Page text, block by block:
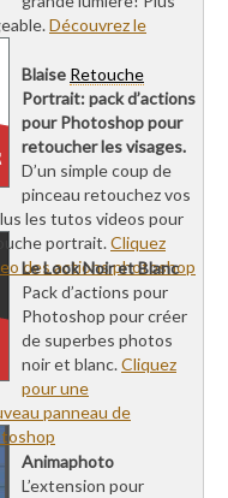
Découvrez le
Blaise Retouche
Portrait: pack d’actions
pour Photoshop pour
retoucher les visages.
D’un simple coup de
pinceau retouchez vos
les tutos videos pour
portrait.Cliquez
des actions photoshop
Le Look Noir et Blanc
Pack d’actions pour
Photoshop pour créer
de superbes photos
noir et blanc.Cliquez
pour une
panneau de
Animaphoto
L’extension pour